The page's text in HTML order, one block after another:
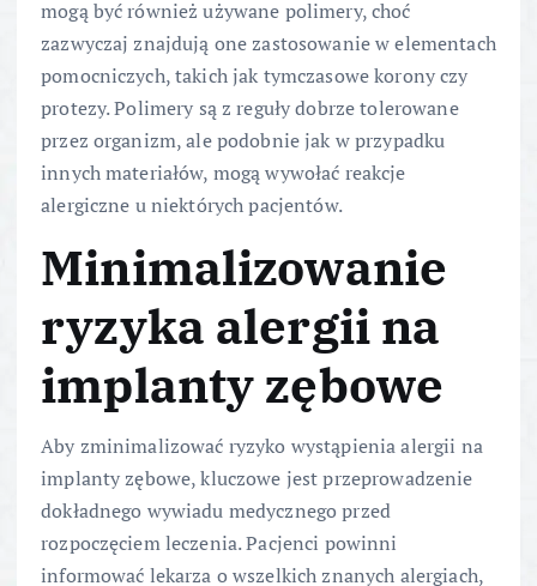
mogą być również używane polimery, choć
zazwyczaj znajdują one zastosowanie w elementach
pomocniczych, takich jak tymczasowe korony czy
protezy. Polimery są z reguły dobrze tolerowane
przez organizm, ale podobnie jak w przypadku
innych materiałów, mogą wywołać reakcje
alergiczne u niektórych pacjentów.
Minimalizowanie
ryzyka alergii na
implanty zębowe
Aby zminimalizować ryzyko wystąpienia alergii na
implanty zębowe, kluczowe jest przeprowadzenie
dokładnego wywiadu medycznego przed
rozpoczęciem leczenia. Pacjenci powinni
informować lekarza o wszelkich znanych alergiach,